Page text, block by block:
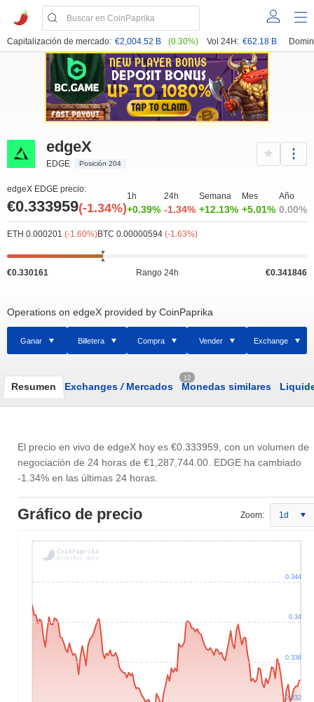
Capitalización de mercado: €2,004.52 B (0.30%) Vol 24H: €62.18 B
edgeX
EDGE Posición 204
edgeX EDGE precio:
€0.333959(-1.34%)
1h
+0.39%
24h
-1.34%
Semana
+12.13%
Mes
+5.01%
Año
0.00%
ETH 0.000201 (-1.60%)BTC 0.00000594 (-1.63%)
€0.330161 Rango 24h €0.341846
Operations on edgeX provided by CoinPaprika
Ganar Billetera Compra Vender Exchange
Resumen Exchanges /Mercados
12
Monedas similares
El precio en vivo de edgeX hoy es €0.333959 , con un volumen de
negociación de 24 horas de €1,287,744.00 . EDGE ha cambiado
-1.34% en las últimas 24 horas.
Gráfico de precio Zoom: 1d
0.332
0.336
0.34
0.344